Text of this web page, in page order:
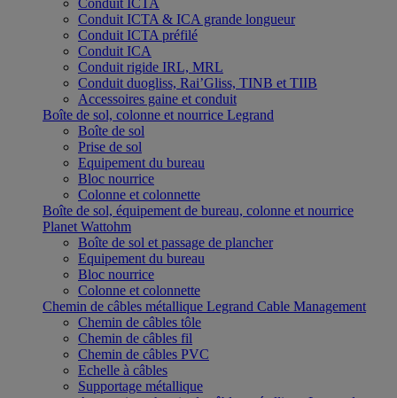
Conduit ICTA
Conduit ICTA & ICA grande longueur
Conduit ICTA préfilé
Conduit ICA
Conduit rigide IRL, MRL
Conduit duogliss, Rai’Gliss, TINB et TIIB
Accessoires gaine et conduit
Boîte de sol, colonne et nourrice Legrand
Boîte de sol
Prise de sol
Equipement du bureau
Bloc nourrice
Colonne et colonnette
Boîte de sol, équipement de bureau, colonne et nourrice
Planet Wattohm
Boîte de sol et passage de plancher
Equipement du bureau
Bloc nourrice
Colonne et colonnette
Chemin de câbles métallique Legrand Cable Management
Chemin de câbles tôle
Chemin de câbles fil
Chemin de câbles PVC
Echelle à câbles
Supportage métallique